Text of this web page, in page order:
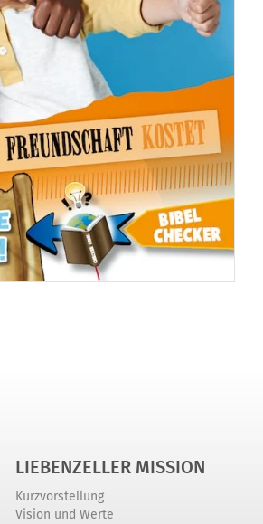
LIEBENZELLER MISSION
Kurzvorstellung
Vision und Werte